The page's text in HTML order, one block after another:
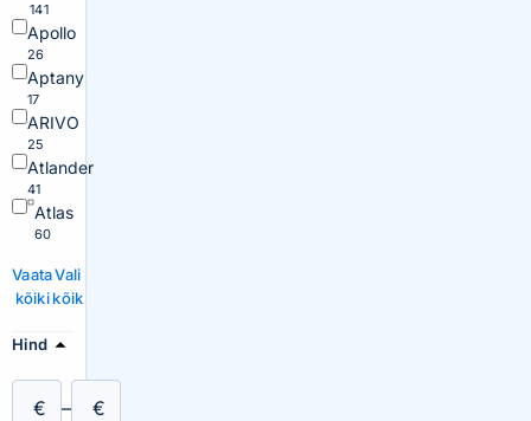
141
Apollo
26
Aptany
17
ARIVO
25
Atlander
41
Atlas
60
Vaata
kõiki
Vali
kõik
Hind
€ – €